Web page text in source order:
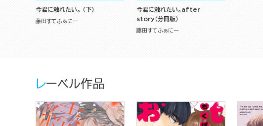
今君に触れたい。 （下）
藤田すてふぁにー
今君に触れたい。after
story（分冊版）
藤田すてふぁにー
レーベル作品